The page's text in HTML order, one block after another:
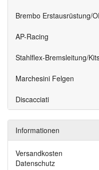
Brembo Erstausrüstung/
AP-Racing
Stahlflex-Bremsleitung/
Marchesini Felgen
Discacciati
Informationen
Versandkosten
Datenschutz